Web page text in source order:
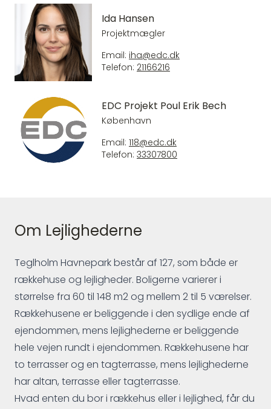
Ida Hansen
Projektmægler
Email: iha@edc.dk
Telefon: 21166216
EDC Projekt Poul Erik Bech
København
Email: 118@edc.dk
Telefon: 33307800
Om Lejlighederne
Teglholm Havnepark består af 127, som både er
rækkehuse og lejligheder. Boligerne varierer i
størrelse fra 60 til 148 m2 og mellem 2 til 5 værelser.
Rækkehusene er beliggende i den sydlige ende af
ejendommen, mens lejlighederne er beliggende
hele vejen rundt i ejendommen. Rækkehusene har
to terrasser og en tagterrasse, mens lejlighederne
har altan, terrasse eller tagterrasse.
Hvad enten du bor i rækkehus eller i lejlighed, får du